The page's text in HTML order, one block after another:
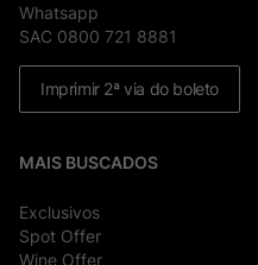
Whatsapp
SAC 0800 721 8881
Imprimir 2ª via do boleto
MAIS BUSCADOS
Exclusivos
Spot Offer
Wine Offer